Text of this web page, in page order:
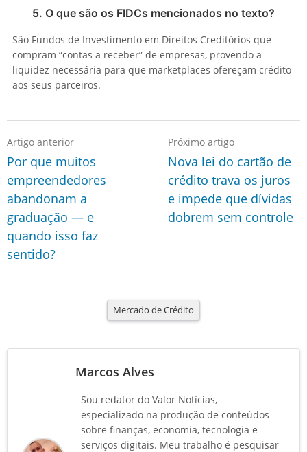
5. O que são os FIDCs mencionados no texto?
São Fundos de Investimento em Direitos Creditórios que
compram “contas a receber” de empresas, provendo a
liquidez necessária para que marketplaces ofereçam crédito
aos seus parceiros.
Artigo anterior
Por que muitos
empreendedores
abandonam a
graduação — e
quando isso faz
sentido?
Próximo artigo
Nova lei do cartão de
crédito trava os juros
e impede que dívidas
dobrem sem controle
Mercado de Crédito
Marcos Alves
Sou redator do Valor Notícias,
especializado na produção de conteúdos
sobre finanças, economia, tecnologia e
serviços digitais. Meu trabalho é pesquisar